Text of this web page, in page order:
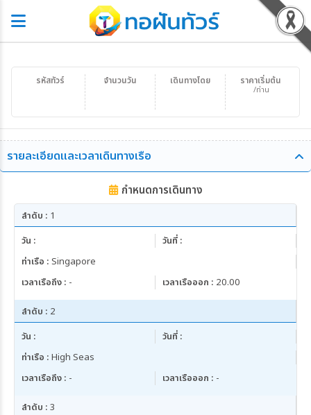
รหัสทัวร์ จำนวนวัน ราคาเริ่มต้น
/ท่าน
เดินทางโดย
รายละเอียดและเวลาเดินทางเรือ
กำหนดการเดินทาง
ลำดับ : 1
วัน :
วันที่ :
ท่าเรือ : Singapore
เวลาเรือถึง : - เวลาเรือออก : 20.00
ลำดับ : 2
วัน :
วันที่ :
ท่าเรือ : High Seas
เวลาเรือถึง : - เวลาเรือออก : -
ลำดับ : 3